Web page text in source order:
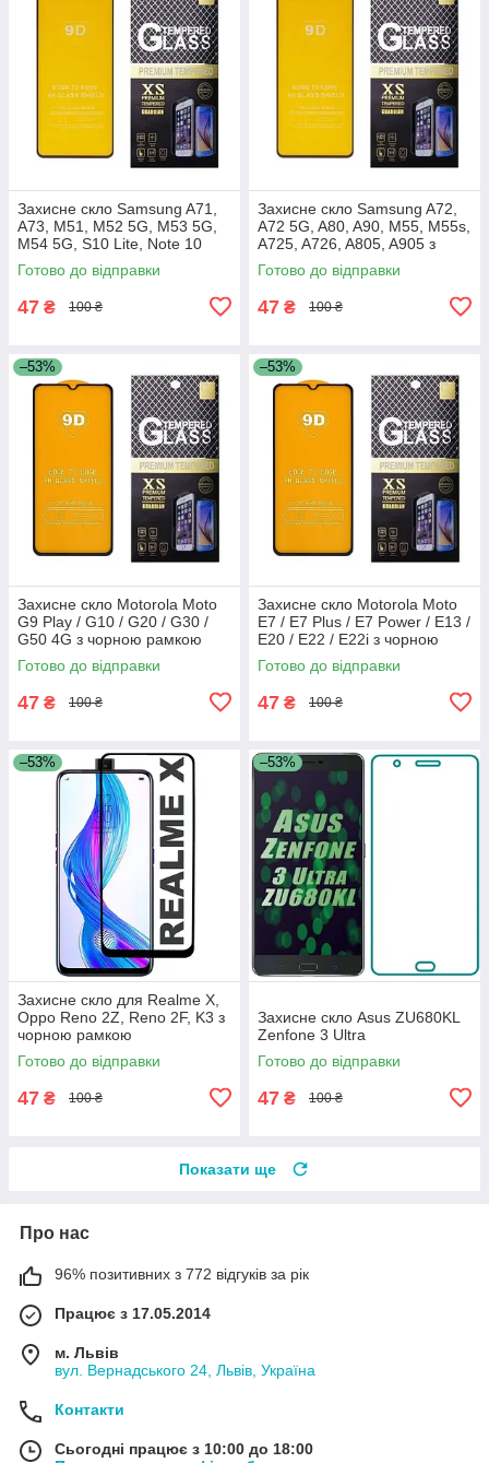
Захисне скло Samsung A71,
A73, M51, M52 5G, M53 5G,
M54 5G, S10 Lite, Note 10
Lite, A715, A716, A725, A736,
M515, M526, M536,
Готово до відправки
47 ₴ 100 ₴
Захисне скло Samsung A72,
A72 5G, A80, A90, M55, M55s,
A725, A726, A805, A905 з
чорною рамкою
Готово до відправки
47 ₴ 100 ₴
–53%
Захисне скло Motorola Moto
G9 Play / G10 / G20 / G30 /
G50 4G з чорною рамкою
Готово до відправки
47 ₴ 100 ₴
–53%
Захисне скло Motorola Moto
E7 / E7 Plus / E7 Power / E13 /
E20 / E22 / E22i з чорною
рамкою
Готово до відправки
47 ₴ 100 ₴
–53%
Захисне скло для Realme X,
Oppo Reno 2Z, Reno 2F, K3 з
чорною рамкою
Готово до відправки
47 ₴ 100 ₴
–53%
Захисне скло Asus ZU680KL
Zenfone 3 Ultra
Готово до відправки
47 ₴ 100 ₴
Показати ще
Про нас
96% позитивних з 772 відгуків за рік
Працює з 17.05.2014
м. Львів
вул. Вернадського 24, Львів, Україна
Контакти
Сьогодні працює з 10:00 до 18:00